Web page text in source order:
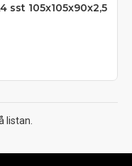
105x105x90x2,5
listan.